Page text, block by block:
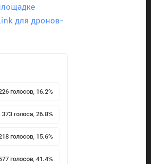
для дронов-
голосов, 16.2%
373 голоса, 26.8%
голосов, 15.6%
голосов, 41.4%